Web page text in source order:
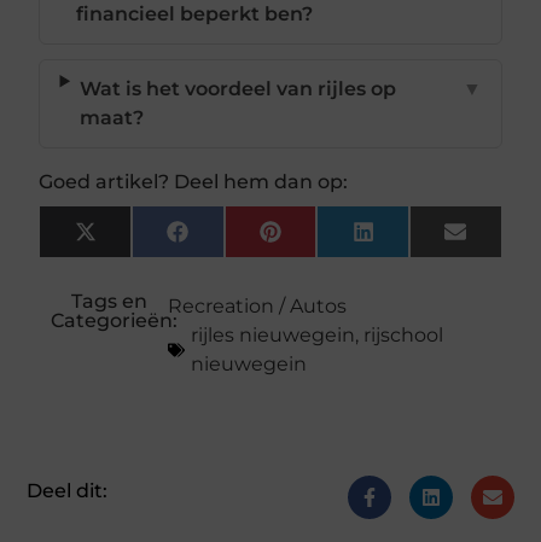
financieel beperkt ben?
Wat is het voordeel van rijles op
maat?
▼
Goed artikel? Deel hem dan op:
X
(Twitter)
FacebookPinterestLinkedInEmail
Tags en
Categorieën:
Recreation / Autos
rijles nieuwegein, rijschool
nieuwegein
Deel dit: